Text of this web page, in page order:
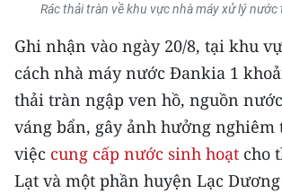
BẠN ĐỌC
KIỂM CHỨNG THÔNG TIN
TRI THỨC CHUYÊN SÂU
54 DÂN TỘC VIỆT NAM
CHƯƠNG TRÌNH OCOP - MỖI XÃ
Rác thải tràn về khu vực nhà máy xử lý nước
Ghi nhận vào ngày 20/8, tại khu
cách nhà máy nước Đankia 1
thải tràn ngập ven hồ, nguồn
váng bẩn, gây ảnh hưởng nghiêm
việc cung cấp nước sinh hoạt cho
Lạt và một phần huyện Lạc